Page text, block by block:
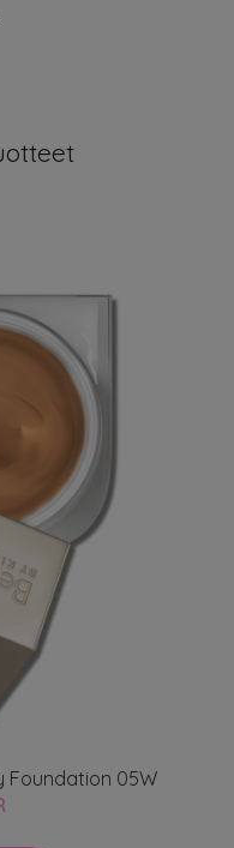
Foundation 05W